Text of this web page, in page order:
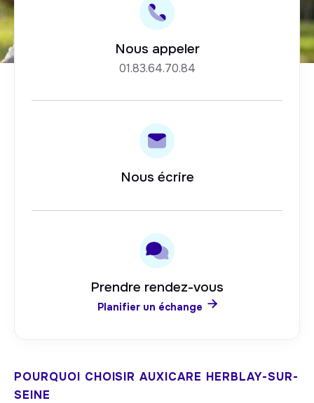
Nous appeler
01.83.64.70.84
Nous écrire
Prendre rendez-vous
Planifier un échange 
POURQUOI CHOISIR AUXICARE HERBLAY-SUR-
SEINE